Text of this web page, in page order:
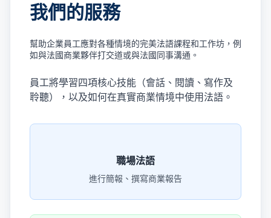
我們的服務
幫助企業員工應對各種情境的完美法語課程和工作坊，例
如與法國商業夥伴打交道或與法國同事溝通。
員工將學習四項核心技能（會話、閱讀、寫作及
聆聽），以及如何在真實商業情境中使用法語。
職場法語
進行簡報、撰寫商業報告